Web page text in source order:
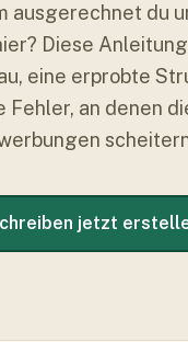
ausgerechnet du
Diese
eine erprobte
Fehler, an denen
jetzt